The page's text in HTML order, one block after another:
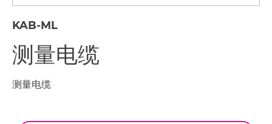
KAB-ML
测量电缆
测量电缆